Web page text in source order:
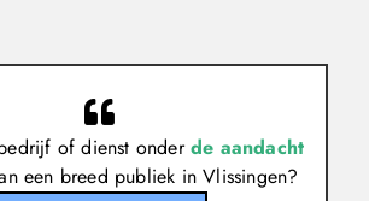
of dienst onderde aandacht
een breed publiek in Vlissingen?